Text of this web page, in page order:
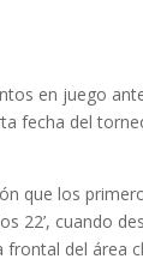
en juego
fecha del
que los
22’, cuando
del área